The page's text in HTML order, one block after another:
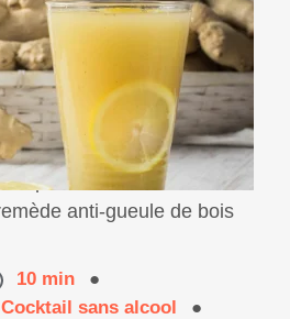
pour se remettre des
anti-gueule de bois
10 min
●
Cocktail sans alcool
●